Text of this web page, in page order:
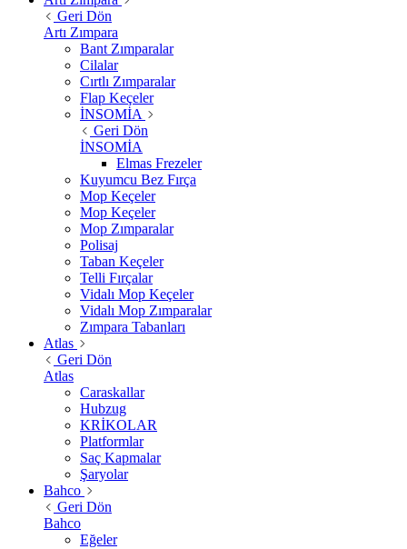
Geri Dön
Artı Zımpara
Bant Zımparalar
Cilalar
Cırtlı Zımparalar
Flap Keçeler
İNSOMİA
Geri Dön
İNSOMİA
Elmas Frezeler
Kuyumcu Bez Fırça
Mop Keçeler
Mop Keçeler
Mop Zımparalar
Polisaj
Taban Keçeler
Telli Fırçalar
Vidalı Mop Keçeler
Vidalı Mop Zımparalar
Zımpara Tabanları
Atlas
Geri Dön
Atlas
Caraskallar
Hubzug
KRİKOLAR
Platformlar
Saç Kapmalar
Şaryolar
Bahco
Geri Dön
Bahco
Eğeler